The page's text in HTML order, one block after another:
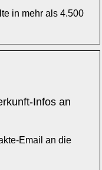
in mehr als 4.500
Email an die